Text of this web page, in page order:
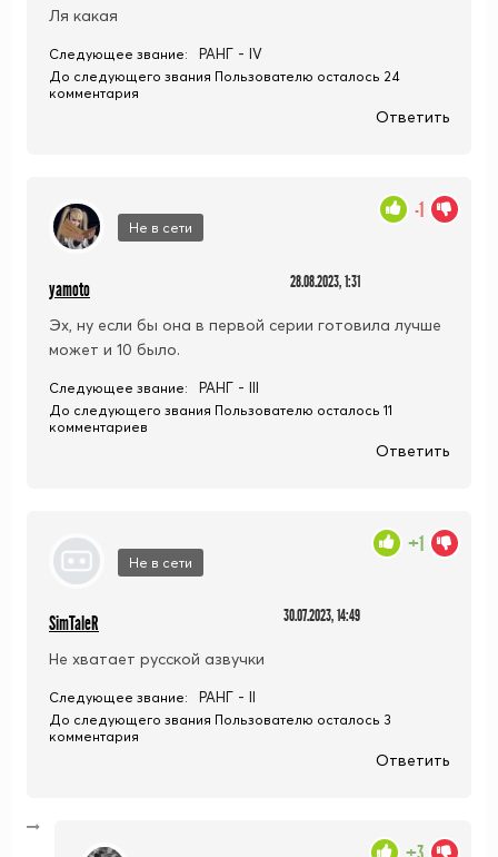
Ля какая
Следующее звание: РАНГ - IV
До следующего звания Пользователю осталось 24
комментария
Ответить
Не в сети
yamoto 28.08.2023, 1:31
Эх, ну если бы она в первой серии готовила лучше
может и 10 было.
-1
Следующее звание: РАНГ - III
До следующего звания Пользователю осталось 11
комментариев
Ответить
Не в сети
SimTaleR 30.07.2023, 14:49
Не хватает русской азвучки
+1
Следующее звание: РАНГ - II
До следующего звания Пользователю осталось 3
комментария
Ответить